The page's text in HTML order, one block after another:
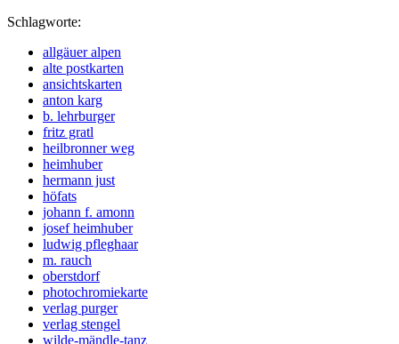
Schlagworte:
allgäuer alpen
alte postkarten
ansichtskarten
anton karg
b. lehrburger
fritz gratl
heilbronner weg
heimhuber
hermann just
höfats
johann f. amonn
josef heimhuber
ludwig pfleghaar
m. rauch
oberstdorf
photochromiekarte
verlag purger
verlag stengel
wilde-mändle-tanz